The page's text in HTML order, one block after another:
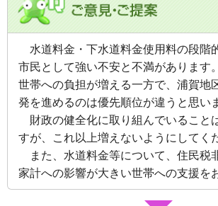
水道料金・下水道料金使用料の段階
市民として強い不安と不満があります
世帯への負担が増える一方で、浦賀地
発を進めるのは優先順位が違うと思い
財政の健全化に取り組んでいること
すが、これ以上増えないようにしてく
また、水道料金等について、住民税
家計への影響が大きい世帯への支援を